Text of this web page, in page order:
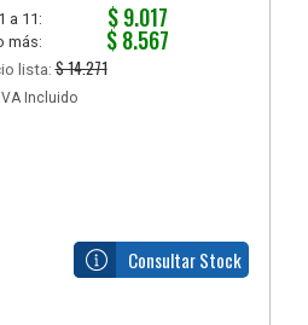
a 11: $ 9.017
más: $ 8.567
lista:$ 14.271
IVA Incluido
Consultar Stock